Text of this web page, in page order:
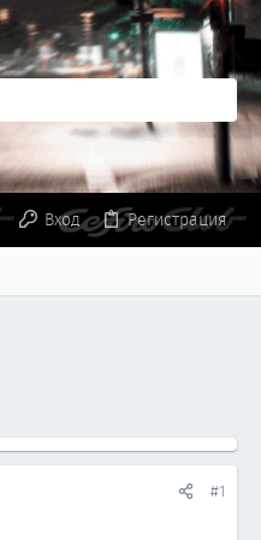
Вход Регистрация
#1